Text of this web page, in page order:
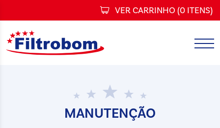
VER CARRINHO (0 ITENS)
MANUTENÇÃO